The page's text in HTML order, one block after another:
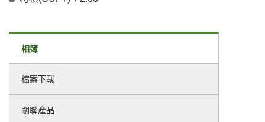
相簿
檔案下載
關聯產品